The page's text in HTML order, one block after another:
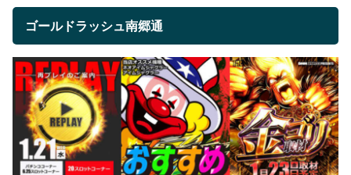
ゴールドラッシュ南郷通